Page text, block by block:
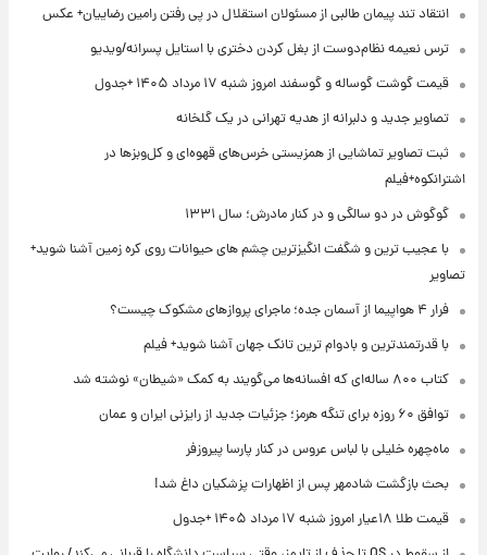
انتقاد تند پیمان طالبی از مسئولان استقلال در پی رفتن رامین رضاییان+ عکس
ترس نعیمه نظام‌دوست از بغل کردن دختری با استایل پسرانه/ویدیو
قیمت گوشت گوساله و گوسفند امروز شنبه ۱۷ مرداد ۱۴۰۵ +جدول
تصاویر جدید و دلبرانه از هدیه تهرانی در یک گلخانه
ثبت تصاویر تماشایی از همزیستی خرس‌های قهوه‌ای و کل‌وبزها در
اشترانکوه+فیلم
گوگوش در دو سالگی و در کنار مادرش؛ سال ۱۳۳۱
با عجیب ترین و شگفت انگیزترین چشم های حیوانات روی کره زمین آشنا شوید+
تصاویر
فرار ۴ هواپیما از آسمان جده؛ ماجرای پروازهای مشکوک چیست؟
با قدرتمندترین و بادوام ترین تانک جهان آشنا شوید+ فیلم
کتاب ۸۰۰ ساله‌ای که افسانه‌ها می‌گویند به کمک «شیطان» نوشته شد
توافق ۶۰ روزه برای تنگه هرمز؛ جزئیات جدید از رایزنی ایران و عمان
ماه‌چهره خلیلی با لباس عروس در کنار پارسا پیروزفر
بحث بازگشت شادمهر پس از اظهارات پزشکیان داغ شد!
قیمت طلا ۱۸عیار امروز شنبه ۱۷ مرداد ۱۴۰۵ +جدول